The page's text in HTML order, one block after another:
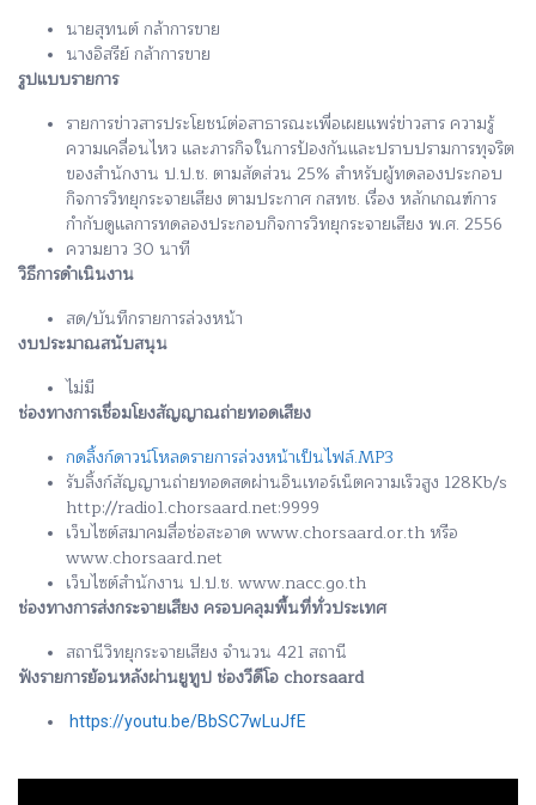
นายสุทนต์ กล้าการขาย
นางอิสรีย์ กล้าการขาย
รูปแบบรายการ
รายการข่าวสารประโยชน์ต่อสาธารณะเพื่อเผยแพร่ข่าวสาร ความรู้
ความเคลื่อนไหว และภารกิจในการป้องกันและปราบปรามการทุจริต
ของสำนักงาน ป.ป.ช. ตามสัดส่วน 25% สำหรับผู้ทดลองประกอบ
กิจการวิทยุกระจายเสียง ตามประกาศ กสทช. เรื่อง หลักเกณฑ์การ
กำกับดูแลการทดลองประกอบกิจการวิทยุกระจายเสียง พ.ศ. 2556
ความยาว 30 นาที
วิธีการดำเนินงาน
สด/บันทึกรายการล่วงหน้า
งบประมาณสนับสนุน
ไม่มี
ช่องทางการเชื่อมโยงสัญญาณถ่ายทอดเสียง
กดลิ้งก์ดาวน์โหลดรายการล่วงหน้าเป็นไฟล์.MP3
รับลิ้งก์สัญญานถ่ายทอดสดผ่านอินเทอร์เน็ตความเร็วสูง 128Kb/s
http://radio1.chorsaard.net:9999
เว็บไซต์สมาคมสื่อช่อสะอาด www.chorsaard.or.th หรือ
www.chorsaard.net
เว็บไซต์สำนักงาน ป.ป.ช. www.nacc.go.th
ช่องทางการส่งกระจายเสียง ครอบคลุมพื้นที่ทั่วประเทศ
สถานีวิทยุกระจายเสียง จำนวน 421 สถานี
ฟังรายการย้อนหลังผ่านยูทูป ช่องวีดีโอ chorsaard
https://youtu.be/BbSC7wLuJfE